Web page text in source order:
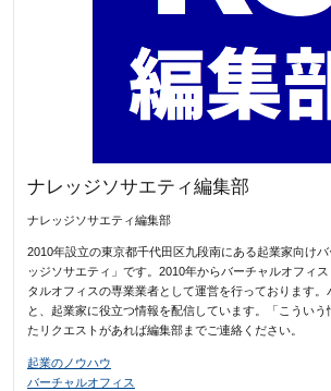
ナレッジソサエティ編集部
ナレッジソサエティ編集部
2010年設立の東京都千代田区九段南にある起業家向け
ッジソサエティ」です。2010年からバーチャルオフィ
タルオフィスの専業業者として運営を行っております。
と、起業家に役立つ情報を配信しています。「こうい
たリクエストがあれば編集部までご連絡ください。
起業のノウハウ
バーチャルオフィス